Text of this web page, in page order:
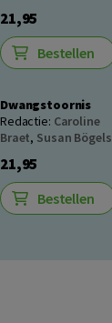
21,95
Bestellen
Dwangstoornis
Redactie: Caroline
Braet, Susan Bögels
21,95
Bestellen